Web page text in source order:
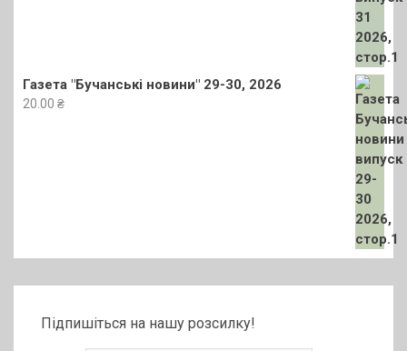
Газета "Бучанські новини" 29-30, 2026
20.00 ₴
Підпишіться на нашу розсилку!